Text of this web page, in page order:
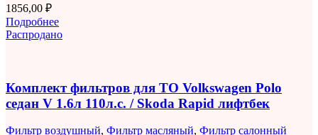
1856,00 ₽
Подробнее
Распродано
Комплект фильтров для ТО Volkswagen Polo
седан V 1.6л 110л.с. / Skoda Rapid лифтбек
Фильтр воздушный, Фильтр масляный, Фильтр салонный